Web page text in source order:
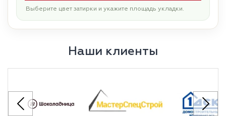
Выберите цвет затирки и укажите площадь укладки.
Наши клиенты